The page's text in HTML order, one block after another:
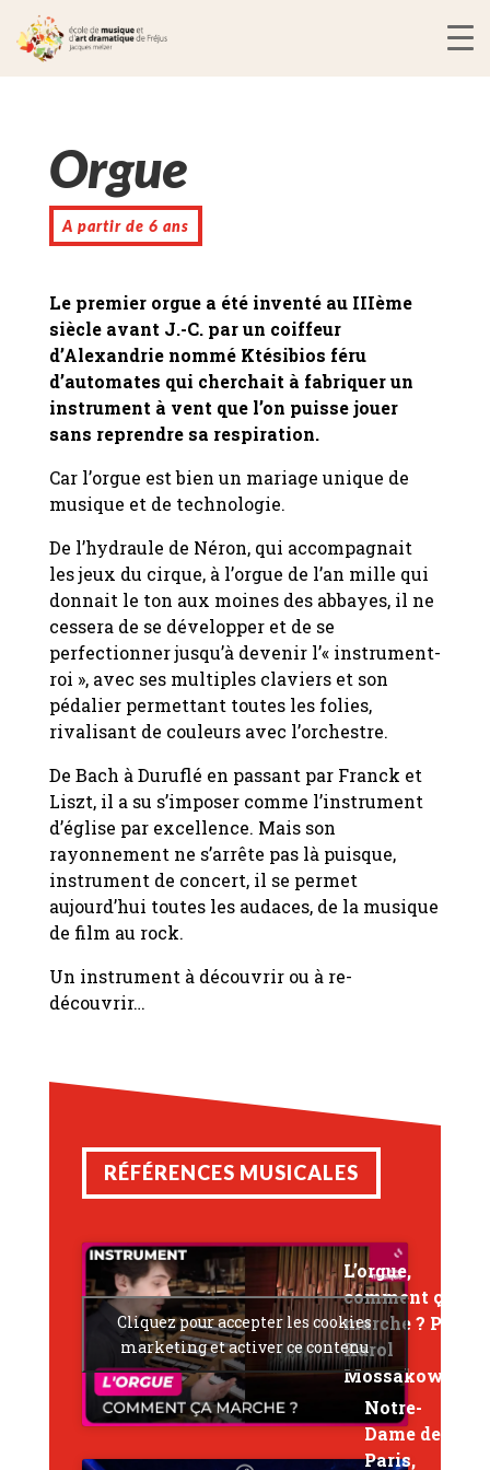
Orgue
A partir de 6 ans
Le premier orgue a été inventé au IIIème
siècle avant J.-C. par un coiffeur
d’Alexandrie nommé Ktésibios féru
d’automates qui cherchait à fabriquer un
instrument à vent que l’on puisse jouer
sans reprendre sa respiration.
Car l’orgue est bien un mariage unique de
musique et de technologie.
De l’hydraule de Néron, qui accompagnait
les jeux du cirque, à l’orgue de l’an mille qui
donnait le ton aux moines des abbayes, il ne
cessera de se développer et de se
perfectionner jusqu’à devenir l’« instrument-
roi », avec ses multiples claviers et son
pédalier permettant toutes les folies,
rivalisant de couleurs avec l’orchestre.
De Bach à Duruflé en passant par Franck et
Liszt, il a su s’imposer comme l’instrument
d’église par excellence. Mais son
rayonnement ne s’arrête pas là puisque,
instrument de concert, il se permet
aujourd’hui toutes les audaces, de la musique
de film au rock.
Un instrument à découvrir ou à re-
découvrir…
RÉFÉRENCES MUSICALES
L’orgue,
comment ça
marche ? Par
Karol
Mossakowski
Cliquez pour accepter les cookies
marketing et activer ce contenu
Notre-
Dame de
Paris,